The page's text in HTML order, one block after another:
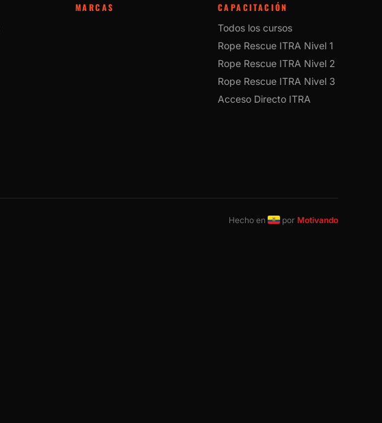
MARCAS
CAPACITACIÓN
Todos los cursos
Rope Rescue ITRA Nivel 1
Rope Rescue ITRA Nivel 2
Rope Rescue ITRA Nivel 3
Acceso Directo ITRA
Hecho en por Motivando